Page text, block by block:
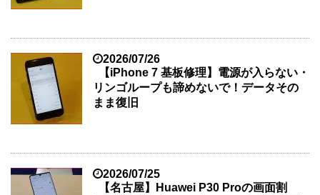
2026/07/26
【iPhone 7 基板修理】電源が入らない・
リンゴループも諦めないで！データその
まま復旧
2026/07/25
【名古屋】Huawei P30 Proの画面割